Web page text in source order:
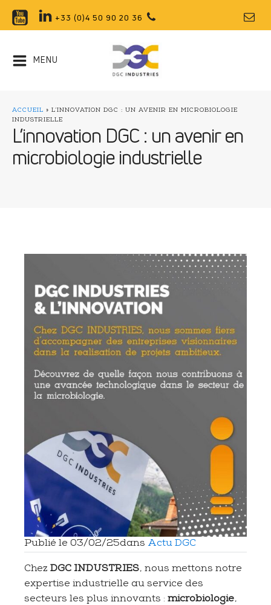
+33 (0)4 50 90 20 36
MENU
ACCUEIL » L’INNOVATION DGC : UN AVENIR EN MICROBIOLOGIE
INDUSTRIELLE
L’innovation DGC : un avenir en
microbiologie industrielle
Publié le 03/02/25dans Actu DGC
Chez DGC INDUSTRIES, nous mettons notre
expertise industrielle au service des
secteurs les plus innovants : microbiologie,